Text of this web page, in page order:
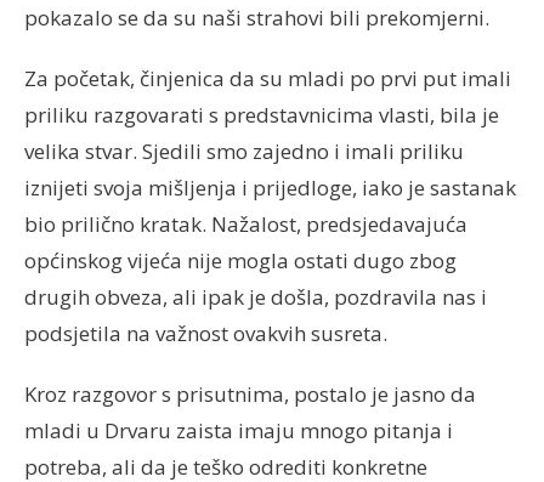
pokazalo se da su naši strahovi bili prekomjerni.
Za početak, činjenica da su mladi po prvi put imali
priliku razgovarati s predstavnicima vlasti, bila je
velika stvar. Sjedili smo zajedno i imali priliku
iznijeti svoja mišljenja i prijedloge, iako je sastanak
bio prilično kratak. Nažalost, predsjedavajuća
općinskog vijeća nije mogla ostati dugo zbog
drugih obveza, ali ipak je došla, pozdravila nas i
podsjetila na važnost ovakvih susreta.
Kroz razgovor s prisutnima, postalo je jasno da
mladi u Drvaru zaista imaju mnogo pitanja i
potreba, ali da je teško odrediti konkretne